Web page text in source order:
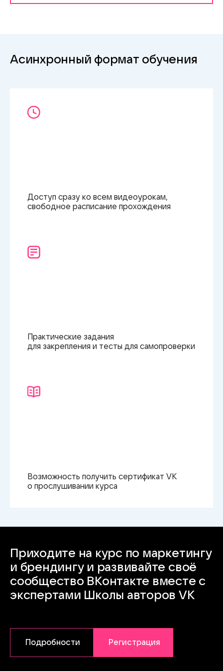
Асинхронный формат обучения
Доступ сразу ко всем видеоурокам,
свободное расписание прохождения
Практические задания
для закрепления и тесты для самопроверки
Возможность получить сертификат VK
о прослушивании курса
Приходите на курс по маркетингу
и брендингу и развивайте своё
сообщество ВКонтакте вместе с
экспертами Школы авторов VK
Подробности Регистрация